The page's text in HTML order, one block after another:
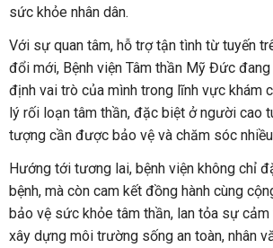
sức khỏe nhân dân.
Với sự quan tâm, hỗ trợ tận tình từ tuyến
đổi mới, Bệnh viện Tâm thần Mỹ Đức
định vai trò của mình trong lĩnh vực khám
lý rối loạn tâm thần, đặc biệt ở người cao
tượng cần được bảo vệ và chăm sóc
Hướng tới tương lai, bệnh viện không chỉ
bệnh, mà còn cam kết đồng hành cùng
bảo vệ sức khỏe tâm thần, lan tỏa sự cảm
xây dựng môi trường sống an toàn, nhân